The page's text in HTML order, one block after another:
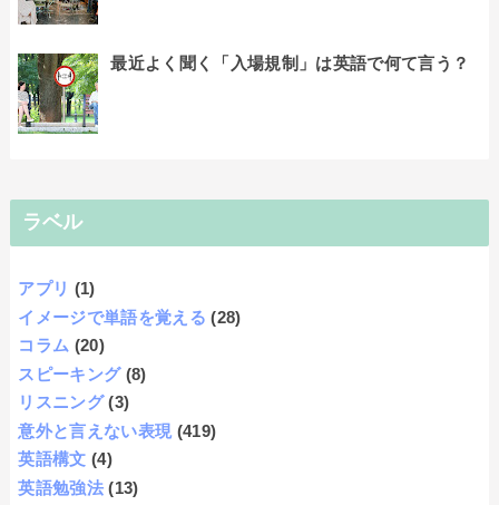
最近よく聞く「入場規制」は英語で何て言う？
ラベル
アプリ (1)
イメージで単語を覚える (28)
コラム (20)
スピーキング (8)
リスニング (3)
意外と言えない表現 (419)
英語構文 (4)
英語勉強法 (13)